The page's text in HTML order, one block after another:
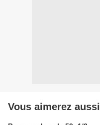
Vous aimerez aussi